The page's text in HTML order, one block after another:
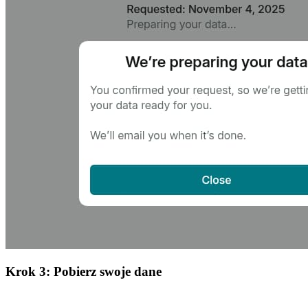
Krok 3: Pobierz swoje dane